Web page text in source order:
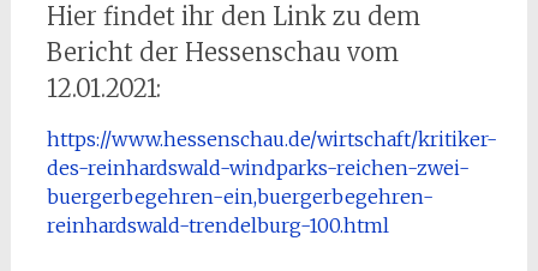
Hier findet ihr den Link zu dem
Bericht der Hessenschau vom
12.01.2021:
https://www.hessenschau.de/wirtschaft/kritiker-
des-reinhardswald-windparks-reichen-zwei-
buergerbegehren-ein,buergerbegehren-
reinhardswald-trendelburg-100.html